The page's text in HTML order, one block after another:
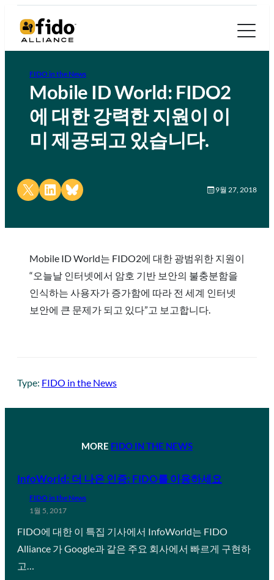
FIDO in the News
Mobile ID World: FIDO2
에 대한 강력한 지원이 이
미 제공되고 있습니다.
Share on X Share on LinkedIn
Share on Bluesky 9월 27, 2018
Mobile ID World는 FIDO2에 대한 광범위한 지원이
“오늘날 인터넷에서 암호 기반 보안의 불충분함을
인식하는 사용자가 증가함에 따라 전 세계 인터넷
보안에 큰 문제가 되고 있다”고 보고합니다.
Type: FIDO in the News
MORE FIDO IN THE NEWS
InfoWorld: 더 나은 인증: FIDO를 이용하세요
FIDO in the News
1월 5, 2017
FIDO에 대한 이 특집 기사에서 InfoWorld는 FIDO
Alliance 가 Google과 같은 주요 회사에서 빠르게 구현하
고…